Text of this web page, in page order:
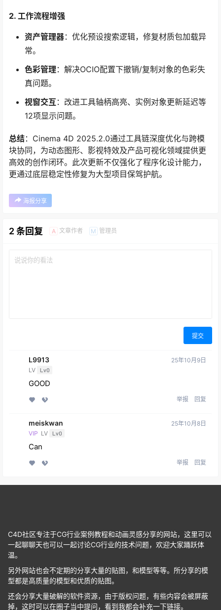
2. 工作流程增强
资产管理器：优化预设搜索逻辑，修复材质包加载异
常。
色彩管理 ：解决OCIO配置下撤销/复制对象的色彩失
真问题。
视窗交互 ：改进工具轴柄高亮、实例对象更新延迟等
12项显示问题。
总结：Cinema 4D 2025.2.0通过工具链深度优化与跨模
块协同，为动态图形、影视特效及产品可视化领域提供更
高效的创作闭环。此次更新不仅强化了程序化设计能力，
更通过底层稳定性修复为大型项目保驾护航。
海报分享
2 条回复 A 文章作者 M 管理员
提交
L9913
LV Lv0
25年10月9日
GOOD
举报 回复
meiskwan
VIP LV Lv0
25年10月8日
Can
举报 回复
C4D社区专注于CG行业案例教程和动画灵感分享的网站，这里可以
一起聊聊天也可以一起讨论CG行业的技术问题，欢迎大家踊跃体
温。
另外网站也会不定期的分享大量的贴图，和模型等等。所分享的模
型都是高质量的模型和优质的贴图。
还会分享大量破解的软件资源，由于版权问题，有些内容会被屏蔽
掉，这时可以在圈子当中提问，看到我都会补充一下链接。